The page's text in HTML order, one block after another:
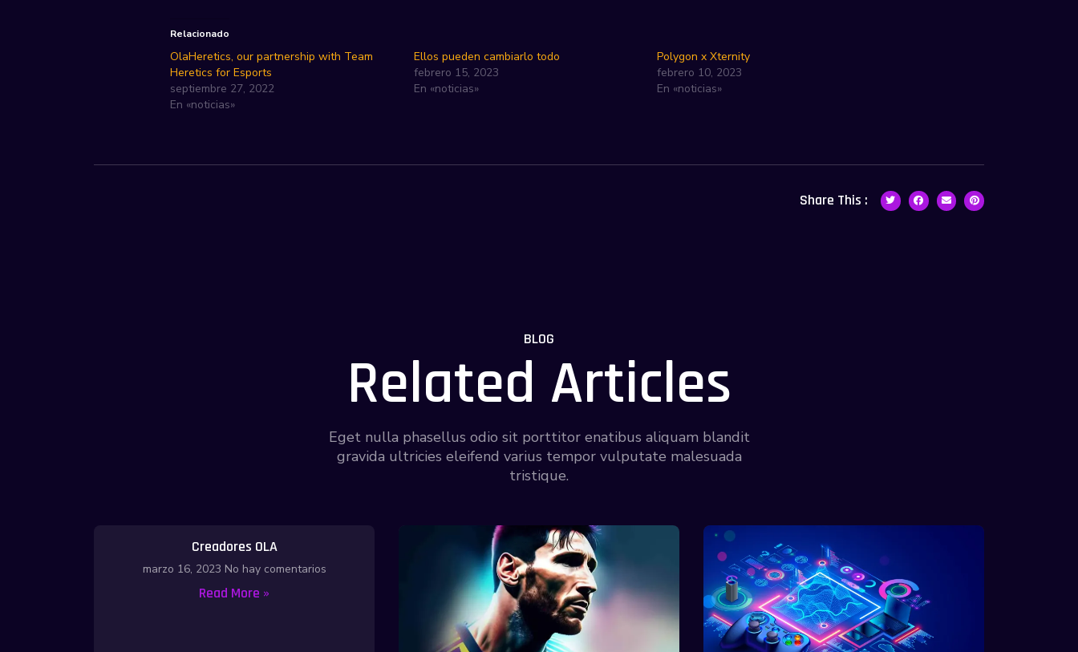
Relacionado
OlaHeretics, our partnership with Team
Heretics for Esports
septiembre 27, 2022
En «noticias»
Ellos pueden cambiarlo todo
febrero 15, 2023
En «noticias»
Polygon x Xternity
febrero 10, 2023
En «noticias»
Share This :
BLOG
Related Articles
Eget nulla phasellus odio sit porttitor enatibus aliquam blandit
gravida ultricies eleifend varius tempor vulputate malesuada
tristique.
Creadores OLA
marzo 16, 2023 No hay comentarios
Read More »